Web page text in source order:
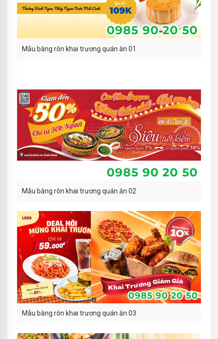
Mẫu băng rôn khai trương quán ăn 01
Mẫu băng rôn khai trương quán ăn 02
Mẫu băng rôn khai trương quán ăn 03